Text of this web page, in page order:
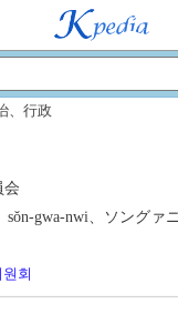
、 行政
会
sŏn-gwa-nwi、ソングァ
회